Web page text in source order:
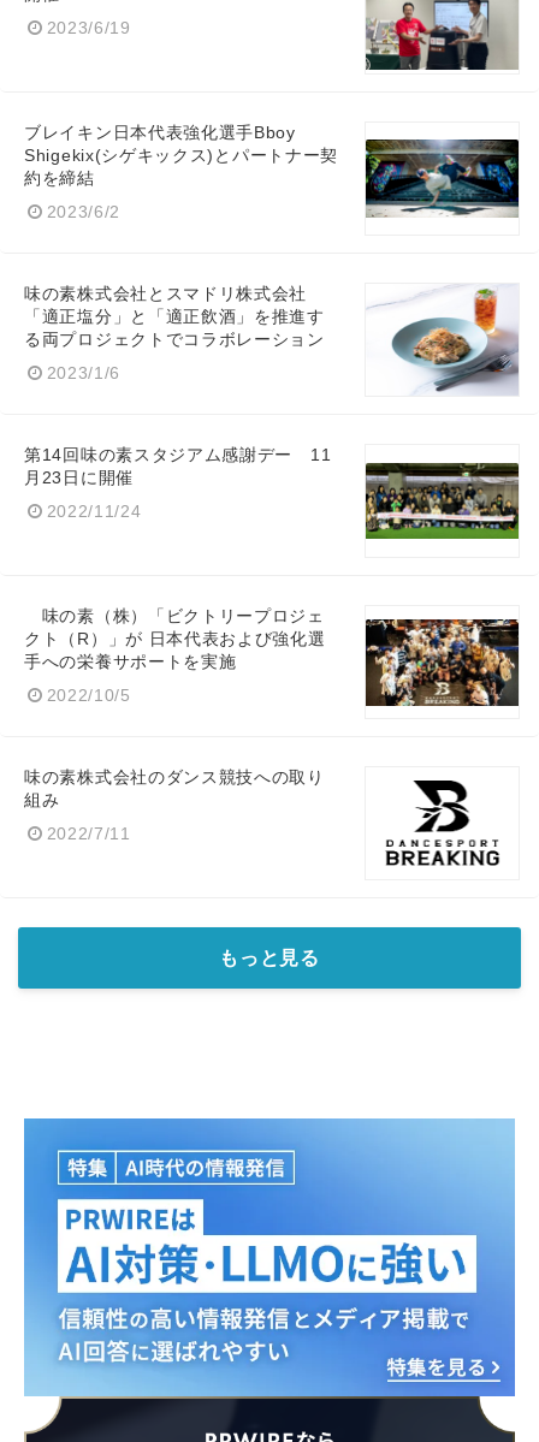
2023/6/19
ブレイキン日本代表強化選手Bboy
Shigekix(シゲキックス)とパートナー契
約を締結
2023/6/2
味の素株式会社とスマドリ株式会社
「適正塩分」と「適正飲酒」を推進す
る両プロジェクトでコラボレーション
2023/1/6
第14回味の素スタジアム感謝デー 11
月23日に開催
2022/11/24
味の素（株）「ビクトリープロジェ
クト（R）」が 日本代表および強化選
手への栄養サポートを実施
2022/10/5
味の素株式会社のダンス競技への取り
組み
2022/7/11
もっと見る